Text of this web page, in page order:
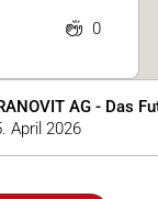
0
AG - Das
April 2026